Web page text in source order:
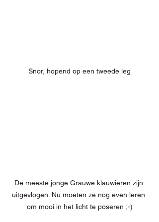
Snor, hopend op een tweede leg
De meeste jonge Grauwe klauwieren zijn
uitgevlogen. Nu moeten ze nog even leren
om mooi in het licht te poseren ;-)